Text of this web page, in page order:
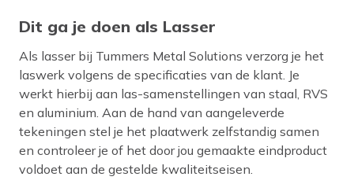
Dit ga je doen als Lasser
Als lasser bij Tummers Metal Solutions verzorg je het
laswerk volgens de specificaties van de klant. Je
werkt hierbij aan las-samenstellingen van staal, RVS
en aluminium. Aan de hand van aangeleverde
tekeningen stel je het plaatwerk zelfstandig samen
en controleer je of het door jou gemaakte eindproduct
voldoet aan de gestelde kwaliteitseisen.